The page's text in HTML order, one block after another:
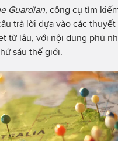
Guardian , công cụ tìm
trả lời dựa vào các thuyết
từ lâu, với nội dung phủ
sáu thế giới.